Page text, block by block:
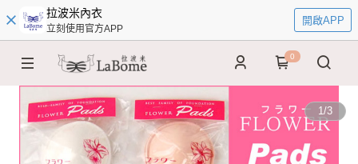
拉波米內衣
立刻使用官方APP
開啟APP
0
1/3